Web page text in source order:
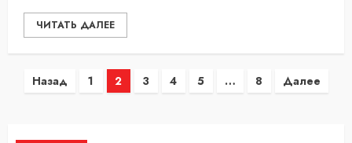
ЧИТАТЬ ДАЛЕЕ
Пагинация
Назад 1 2 3 4 5 … 8 Далее